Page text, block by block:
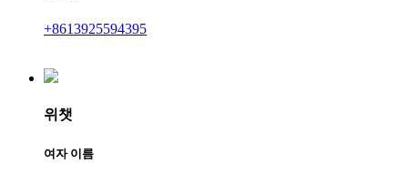
+8613925594395
위챗
여자 이름